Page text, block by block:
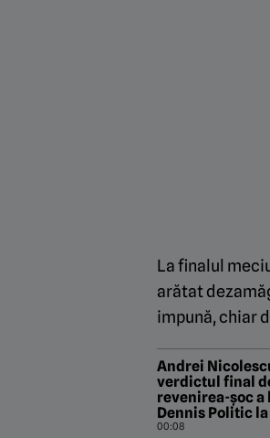
La finalul
arătat
impună, chiar
Andrei
verdictul final
revenirea-șoc a
Dennis Politic la
„Asta vrem noi!”
00:08